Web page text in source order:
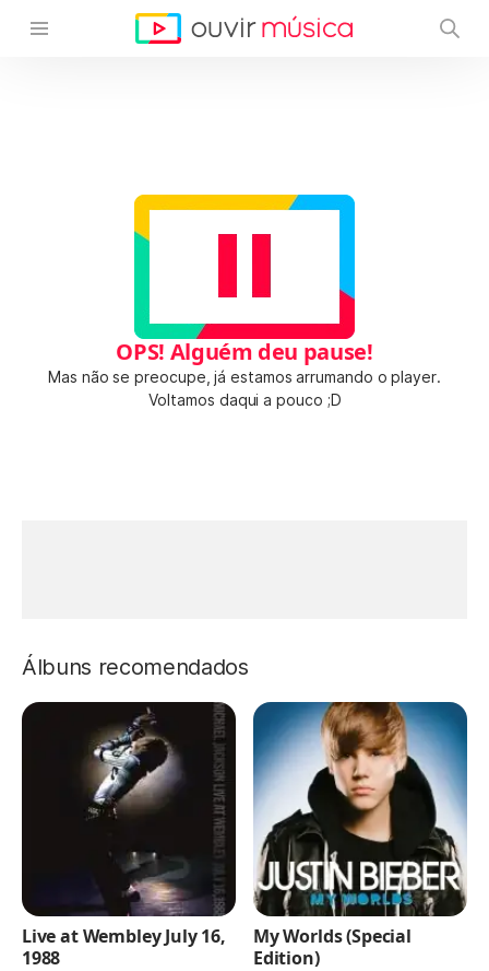
OPS! Alguém deu pause!
Mas não se preocupe, já estamos arrumando o player.
Voltamos daqui a pouco ;D
Álbuns recomendados
Live at Wembley July 16,
1988
My Worlds (Special
Edition)